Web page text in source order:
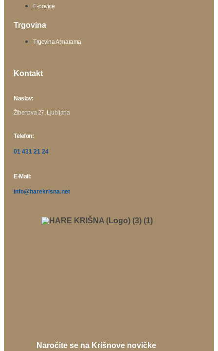
E-novice
Trgovina
Trgovina Atmarama
Kontakt
Naslov:
Žibertova 27, Ljubljana
Telefon:
01 431 21 24
E-Mail:
info@harekrisna.net
Naročite se na Krišnove novičke